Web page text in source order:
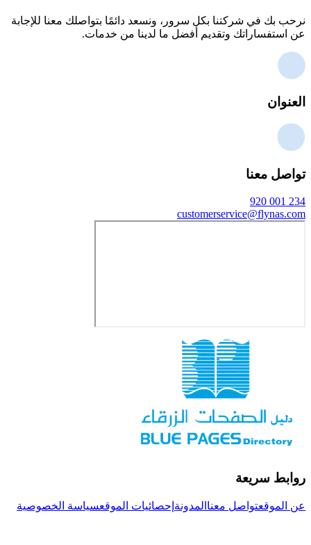
نرحب بك في شركتنا بكل سرور، ونسعد دائمًا بتواصلك معنا للإجابة
عن استفساراتك وتقديم أفضل ما لدينا من خدمات.
العنوان
تواصل معنا
920 001 234
customerservice@flynas.com
روابط سريعة
عن الموقعتواصل معنا المدونة إحصائيات الموقعسياسة الخصوصية